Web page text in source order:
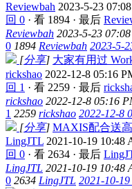
Reviewbah 2023-5-23
回 0 · 看 1894 · 最后
Reviewbah 2023-5-23
0 1894 Reviewbah 2023-5-
[分享] 大家有用过
rickshao 2022-12-8 05:16
回 1 · 看 2259 · 最后
rickshao 2022-12-8 05:16
1 2259 rickshao 2022-12-8
[分享] MAXIS配合送
LingJTL 2021-10-19 10:48
回 0 · 看 2634 · 最后
LingJTL 2021-10-19 10:48
0 2634 LingJTL 2021-10-